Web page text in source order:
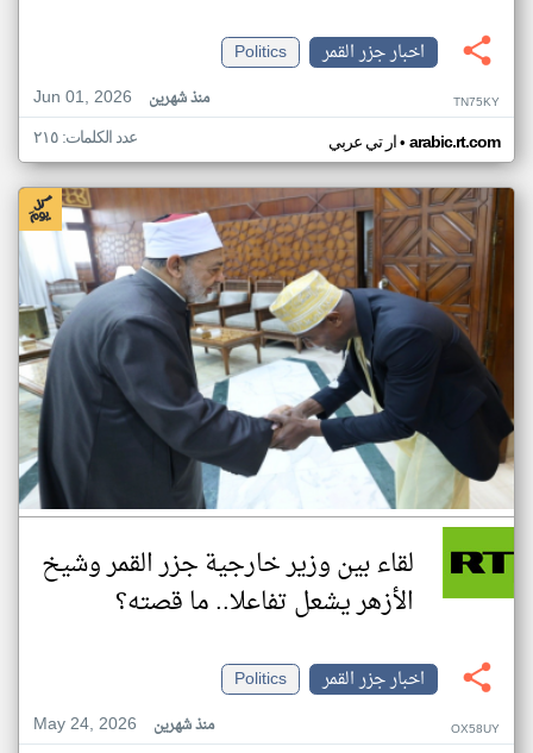
اخبار جزر القمر
Politics
Jun 01, 2026
منذ شهرين TN75KY
ار تي عربي• arabic.rt.com عدد الكلمات: ٢١٥
لقاء بين وزير خارجية جزر القمر وشيخ
الأزهر يشعل تفاعلا.. ما قصته؟
اخبار جزر القمر
Politics
May 24, 2026
منذ شهرين OX58UY